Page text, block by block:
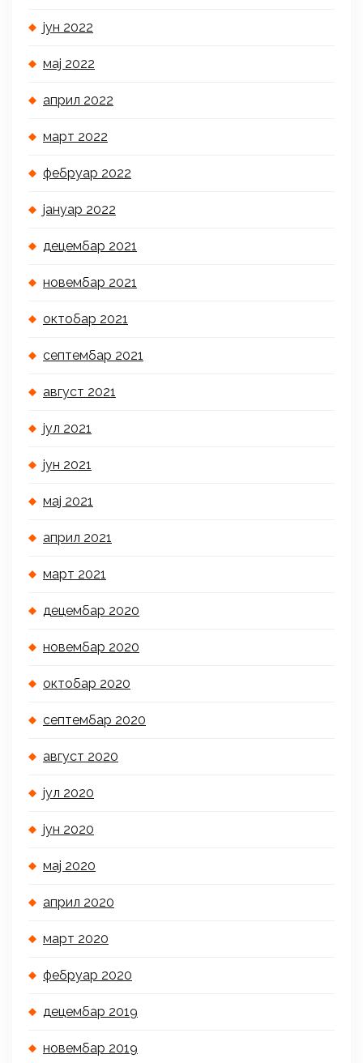
јун 2022
мај 2022
април 2022
март 2022
фебруар 2022
јануар 2022
децембар 2021
новембар 2021
октобар 2021
септембар 2021
август 2021
јул 2021
јун 2021
мај 2021
април 2021
март 2021
децембар 2020
новембар 2020
октобар 2020
септембар 2020
август 2020
јул 2020
јун 2020
мај 2020
април 2020
март 2020
фебруар 2020
децембар 2019
новембар 2019